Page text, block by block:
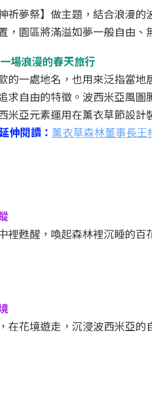
祈夢祭】做主題，結合浪漫
，園區將滿溢如夢一般自由、
場浪漫的春天旅行
的一處地名，也用來泛指當
求自由的特徵。波西米亞風
米亞元素運用在薰衣草節設
伸閱讀： 薰衣草森林董事長
裡甦醒，喚起森林裡沉睡的
在花境遊走，沉浸波西米亞